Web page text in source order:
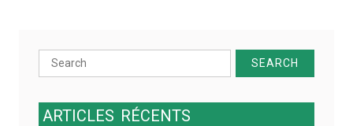
Search
for:
ARTICLES RÉCENTS